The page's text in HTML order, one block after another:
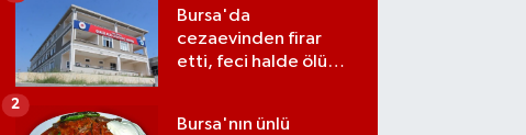
Bursa'da
cezaevinden firar
etti, feci halde ölü
Bursa'nın ünlü
2